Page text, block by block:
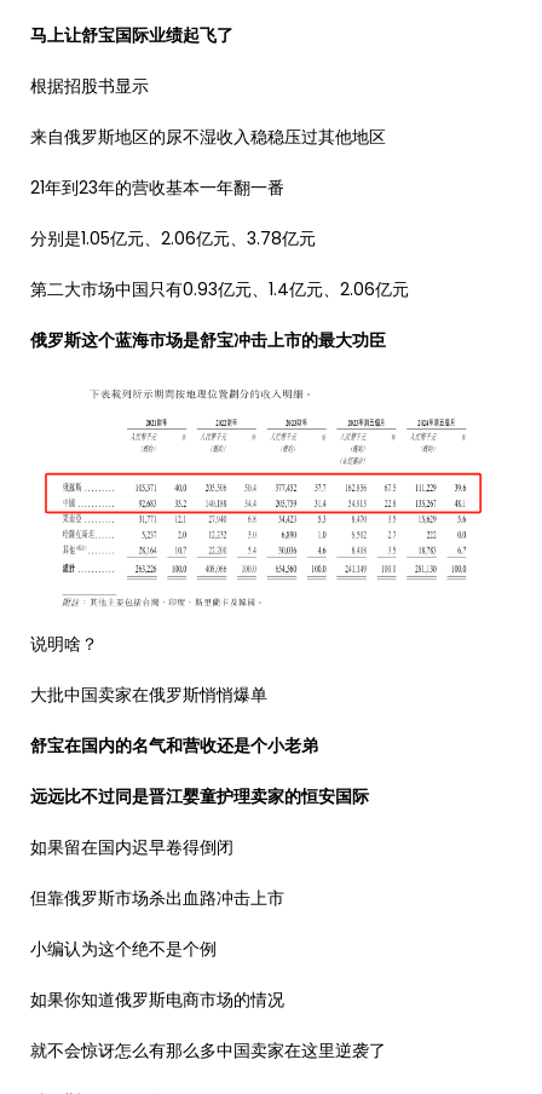
马上让舒宝国际业绩起飞了
根据招股书显示
来自俄罗斯地区的尿不湿收入稳稳压过其他地区
21年到23年的营收基本一年翻一番
分别是1.05亿元、2.06亿元、3.78亿元
第二大市场中国只有0.93亿元、1.4亿元、2.06亿元
俄罗斯这个蓝海市场是舒宝冲击上市的最大功臣
说明啥？
大批中国卖家在俄罗斯悄悄爆单
舒宝在国内的名气和营收还是个小老弟
远远比不过同是晋江婴童护理卖家的恒安国际
如果留在国内迟早卷得倒闭
但靠俄罗斯市场杀出血路冲击上市
小编认为这个绝不是个例
如果你知道俄罗斯电商市场的情况
就不会惊讶怎么有那么多中国卖家在这里逆袭了